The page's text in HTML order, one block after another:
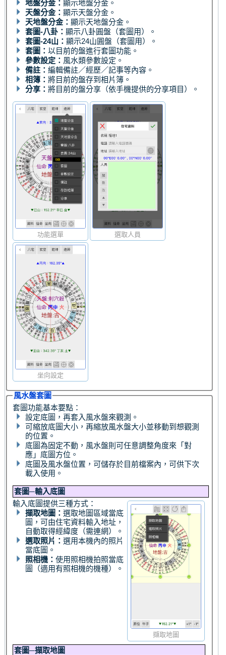
地盤分金：顯示地盤分金。
天盤分金：顯示天盤分金。
天地盤分金：顯示天地盤分金。
套圖-八卦：顯示八卦圓盤（套圖用）。
套圖-24山：顯示24山圓盤（套圖用）。
套圖：以目前的盤進行套圖功能。
參數設定： 風水類參數設定。
備註：編輯備註／經歷／記事等內容。
相簿：將目前的盤存到相片簿。
分享：將目前的盤分享（依手機提供的分享項目）。
功能選單 選取人員
坐向設定
風水盤套圖
套圖功能基本要點：
設定底圖，再套入風水盤來觀測。
可縮放底圖大小，再縮放風水盤大小並移動到想觀測
的位置。
底圖為固定不動，風水盤則可任意調整角度來「對
應」底圖方位。
底圖及風水盤位置，可儲存於目前檔案內，可供下次
載入使用。
套圖─輸入底圖
擷取地圖
輸入底圖提供三種方式：
擷取地圖：選取地圖區域當底
圖，可由住宅資料輸入地址，
自動取得經緯度（需連網）。
選取照片：選用本機內的照片
當底圖。
照相機：使用照相機拍照當底
圖（適用有照相機的機種）。
套圖─擷取地圖